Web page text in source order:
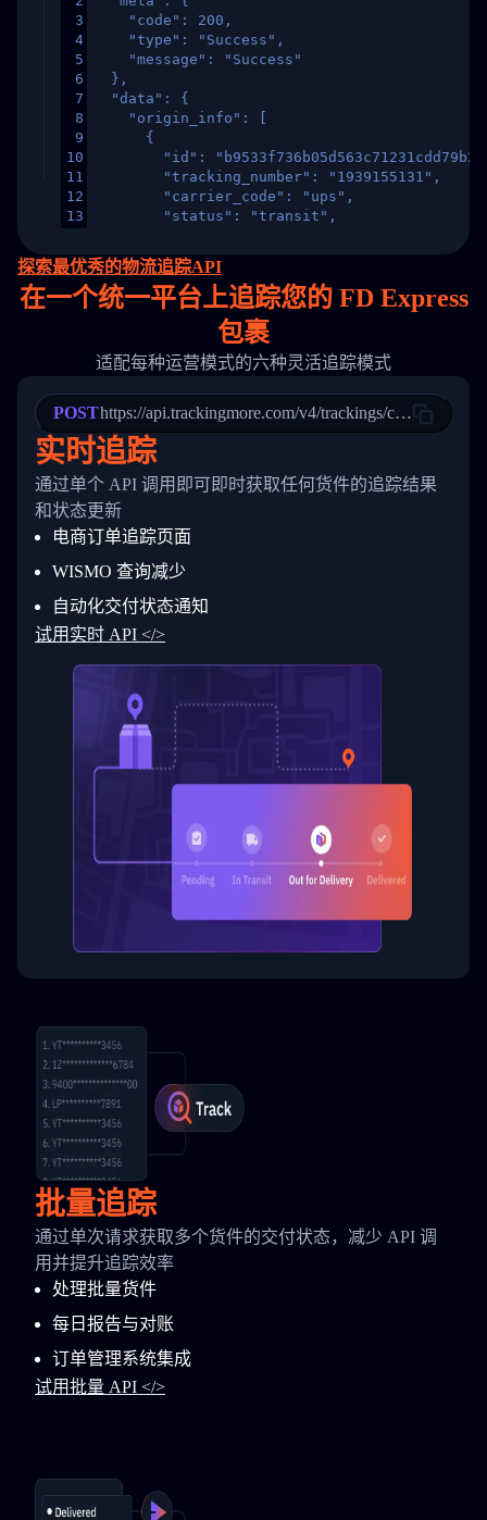
3
4
5
6
7
8
9
10
11
12
13
15
16
17
22
23
24
25
27
28
29
30
31
33
34
    "code": 200,
    "type": "Success",
    "message": "Success"
  },
  "data": {
    "origin_info": [
      {
"id":
        "tracking_number": "1939155131",
        "carrier_code": "ups",
        "status": "transit",
"destination_country": "United
        "itemTimeLength": 2,
        "weblink": "",
        "phone": null,
        "trackinfo": [
          {
            "Date": "2017-03-08 04: 22: 00",
"StatusDescription": "Departed
"Details": "Departed Facility
          },
          {
            "Date": "2017-03-06 15:28:00",
"StatusDescription": "Shipment
"Details": "BEIJING-
          }
        ]
      }
  }
}
探索最优秀的物流追踪API
在一个统一平台上追踪您的 FD Express
包裹
适配每种运营模式的六种灵活追踪模式
POSThttps://api.trackingmore.com/v4/trackings/create
实时追踪
通过单个 API 调用即可即时获取任何货件的追踪结果
和状态更新
电商订单追踪页面
WISMO 查询减少
自动化交付状态通知
试用实时 API </>
批量追踪
通过单次请求获取多个货件的交付状态，减少 API 调
用并提升追踪效率
处理批量货件
每日报告与对账
订单管理系统集成
试用批量 API </>